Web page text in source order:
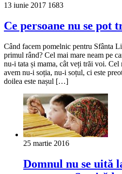
13 iunie 2017 1683
Ce persoane nu se pot
Când facem pomelnic pentru Sfânta
primul rând? Cel mai mare neam pe
nu-i tata și mama, cât veți trăi voi. Cel
avem nu-i soția, nu-i soțul, ci este
doilea este nașul […]
25 martie 2016
Domnul nu se uită